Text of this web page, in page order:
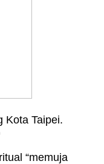
Kota Taipei.
“memuja